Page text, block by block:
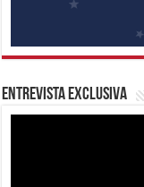
Entrevista Exclusiva